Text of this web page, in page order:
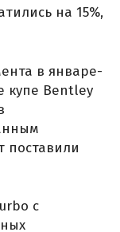
BMW,
Mercedes-
восемь M8,
уточнил
стал